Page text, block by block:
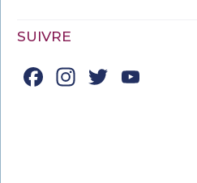
SUIVRE
Facebook
Instagram
Twitter